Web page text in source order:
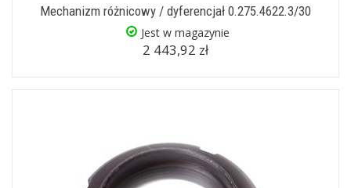
Mechanizm różnicowy / dyferencjał 0.275.4622.3/30
Jest w magazynie
2 443,92 zł